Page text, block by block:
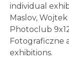
individual
Maslov,
Photoclub
Fotograficzne
exhibitions.